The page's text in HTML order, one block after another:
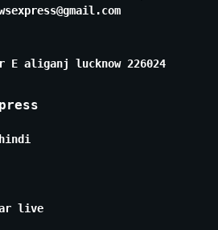
E aliganj lucknow 226024
live